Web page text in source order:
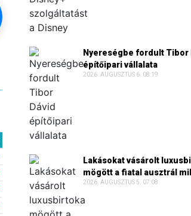
Nyereségbe fordult Tibor
építőipari vállalata
2026. AUGUSZTUS 6. 08:19
Lakásokat vásárolt
mögött a fiatal ausztrál
2026. AUGUSZTUS 5. 07:08